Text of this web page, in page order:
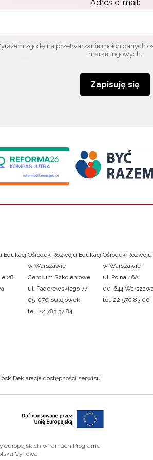
Adres e-mail:
zgodę na przetwarzanie moich danych
marketingowych.
Zapisuję się
Edukacji
28
Ośrodek Rozwoju Edukacji
w Warszawie
Centrum Szkoleniowe
ul. Paderewskiego 77
05-070 Sulejówek
tel. 22 783 37 84
Ośrodek
w Warszawie
ul. Polna 46A
00-644
tel. 22 570 83 00
Deklaracja dostępności serwisu
europejskich w ramach Programu
Cyfrowa